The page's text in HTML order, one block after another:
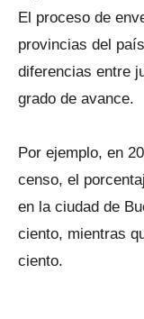
El proceso de
provincias del
diferencias entre
grado de avance.
Por ejemplo, en
censo, el
en la ciudad de
ciento, mientras
ciento.